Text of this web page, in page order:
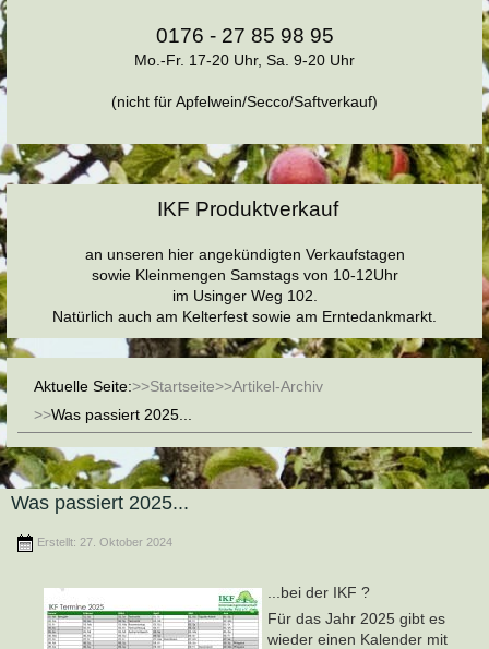
0176 - 27 85 98 95
Mo.-Fr. 17-20 Uhr, Sa. 9-20 Uhr
(nicht für Apfelwein/Secco/Saftverkauf)
IKF Produktverkauf
an unseren hier angekündigten Verkaufstagen
sowie Kleinmengen Samstags von 10-12Uhr
im Usinger Weg 102.
Natürlich auch am Kelterfest sowie am Erntedankmarkt.
Aktuelle Seite: Startseite
Artikel-Archiv
Was passiert 2025...
Was passiert 2025...
Erstellt: 27. Oktober 2024
...bei der IKF ?
Für das Jahr 2025 gibt es
wieder einen Kalender mit